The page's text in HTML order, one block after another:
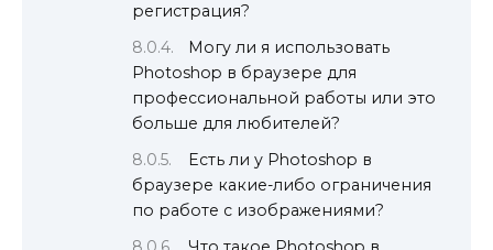
регистрация?
Могу ли я использовать
Photoshop в браузере для
профессиональной работы или это
больше для любителей?
Есть ли у Photoshop в
браузере какие-либо ограничения
по работе с изображениями?